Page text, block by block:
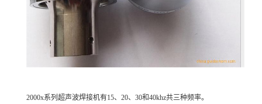
2000x系列超声波焊接机有15、20、30和40khz共三种频率。